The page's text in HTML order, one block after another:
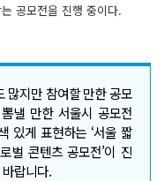
공모전을 진행 중이다.
많지만 참여할 만한 공모
낼 만한 서울시 공모전
있게 표현하는 ‘서울 짧
벌 콘텐츠 공모전’이 진
랍니다.